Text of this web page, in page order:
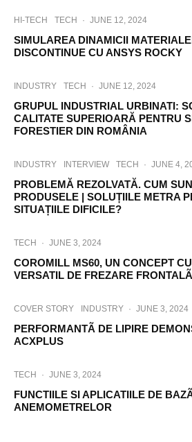
HI-TECH TECH · JUNE 12, 2024
SIMULAREA DINAMICII
DISCONTINUE CU ANSYS ROCKY
INDUSTRY TECH · JUNE 12, 2024
GRUPUL INDUSTRIAL URBINATI:
CALITATE SUPERIOARĂ PENTRU
FORESTIER DIN ROMÂNIA
INDUSTRY INTERVIEW TECH · JUNE 4,
PROBLEMĂ REZOLVATĂ. CUM
PRODUSELE | SOLUȚIILE METRA
SITUAȚIILE DIFICILE?
TECH · JUNE 3, 2024
COROMILL MS60, UN CONCEPT
VERSATIL DE FREZARE
COVER STORY INDUSTRY · JUNE 3, 2024
PERFORMANTÃ DE LIPIRE
ACXPLUS
TECH · JUNE 3, 2024
FUNCTIILE SI APLICATIILE DE
ANEMOMETRELOR